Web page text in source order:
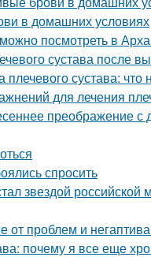
в домашних условиях
посмотреть в
сустава после
сустава: что
для лечения
преображение
спросить
звездой российской
проблем и
почему я все еще